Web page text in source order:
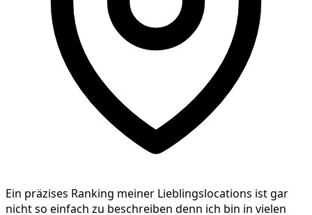
Ein präzises Ranking meiner Lieblingslocations ist gar
nicht so einfach zu beschreiben denn ich bin in vielen